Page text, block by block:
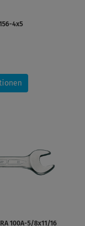
4x5
100A-5/8x11/16